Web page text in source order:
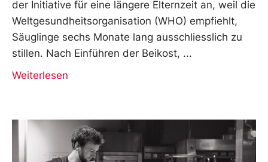
der Initiative für eine längere Elternzeit an, weil die
Weltgesundheitsorganisation (WHO) empfiehlt,
Säuglinge sechs Monate lang ausschliesslich zu
stillen. Nach Einführen der Beikost,
Weiterlesen